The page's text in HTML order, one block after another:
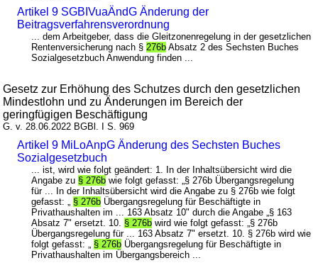
Artikel 9 SGBIVuaÄndG Änderung der
Beitragsverfahrensverordnung
... dem Arbeitgeber, dass die Gleitzonenregelung in der gesetzlichen
Rentenversicherung nach §276b Absatz 2 des Sechsten Buches
Sozialgesetzbuch Anwendung finden ...
Gesetz zur Erhöhung des Schutzes durch den gesetzlichen
Mindestlohn und zu Änderungen im Bereich der
geringfügigen Beschäftigung
G. v. 28.06.2022 BGBl. I S. 969
Artikel 9 MiLoAnpG Änderung des Sechsten Buches
Sozialgesetzbuch
... ist, wird wie folgt geändert: 1. In der Inhaltsübersicht wird die
Angabe zu § 276b wie folgt gefasst: „§ 276b Übergangsregelung
für ... In der Inhaltsübersicht wird die Angabe zu § 276b wie folgt
gefasst: „ § 276b Übergangsregelung für Beschäftigte in
Privathaushalten im ... 163 Absatz 10" durch die Angabe „§ 163
Absatz 7" ersetzt. 10. § 276b wird wie folgt gefasst: „§ 276b
Übergangsregelung für ... 163 Absatz 7" ersetzt. 10. § 276b wird wie
folgt gefasst: „ § 276b Übergangsregelung für Beschäftigte in
Privathaushalten im Übergangsbereich ...